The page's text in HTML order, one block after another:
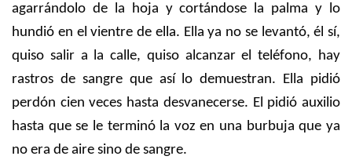
agarrándolo de la hoja y cortándose la palma y lo
hundió en el vientre de ella. Ella ya no se levantó, él sí,
quiso salir a la calle, quiso alcanzar el teléfono, hay
rastros de sangre que así lo demuestran. Ella pidió
perdón cien veces hasta desvanecerse. El pidió auxilio
hasta que se le terminó la voz en una burbuja que ya
no era de aire sino de sangre.